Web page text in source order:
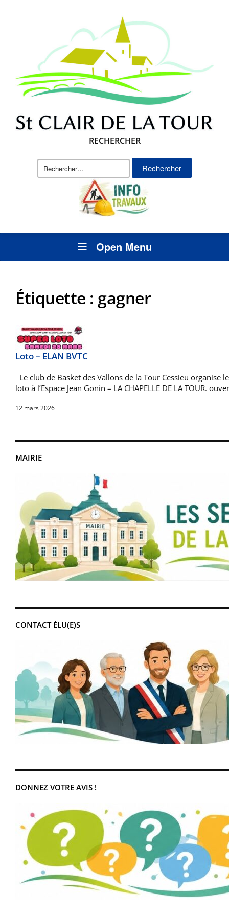
RECHERCHER
Rechercher :
Open Menu
MAIRIE
CONTACT ÉLU(E)S
DONNEZ VOTRE AVIS !
Étiquette : gagner
Loto – ELAN BVTC
Le club de Basket des Vallons de la Tour Cessieu organise
loto à l’Espace Jean Gonin – LA CHAPELLE DE LA TOUR.
12 mars 2026